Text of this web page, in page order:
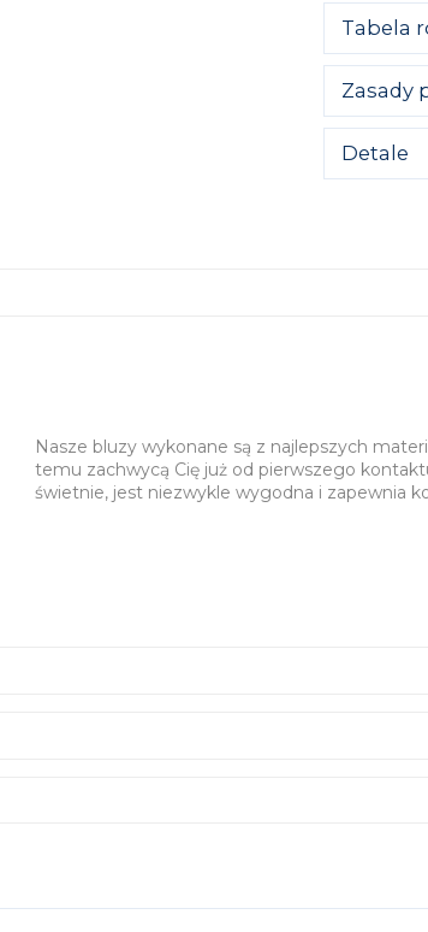
Miękka,
ramion i
swobodę
karku
Tabela
(CM)
A -
Zasady
Dbaj o
Detale
Nasze bluzy wykonane są z najlepszych
temu zachwycą Cię już od pierwszego
świetnie, jest niezwykle wygodna i zapewnia